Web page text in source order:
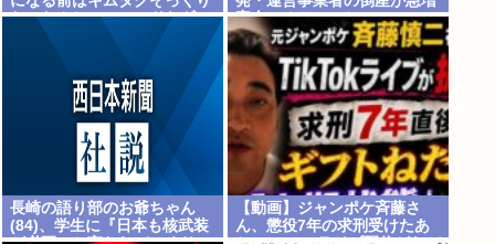
たったんじゃ」ハードなギャ
グをかます
完全にオワコンか
長崎の語り部のお爺ちゃん
(84)、学生に『日本も核武装
【動画】ジャンポケ斉藤さ
ん、懲役7年の求刑受けたあ